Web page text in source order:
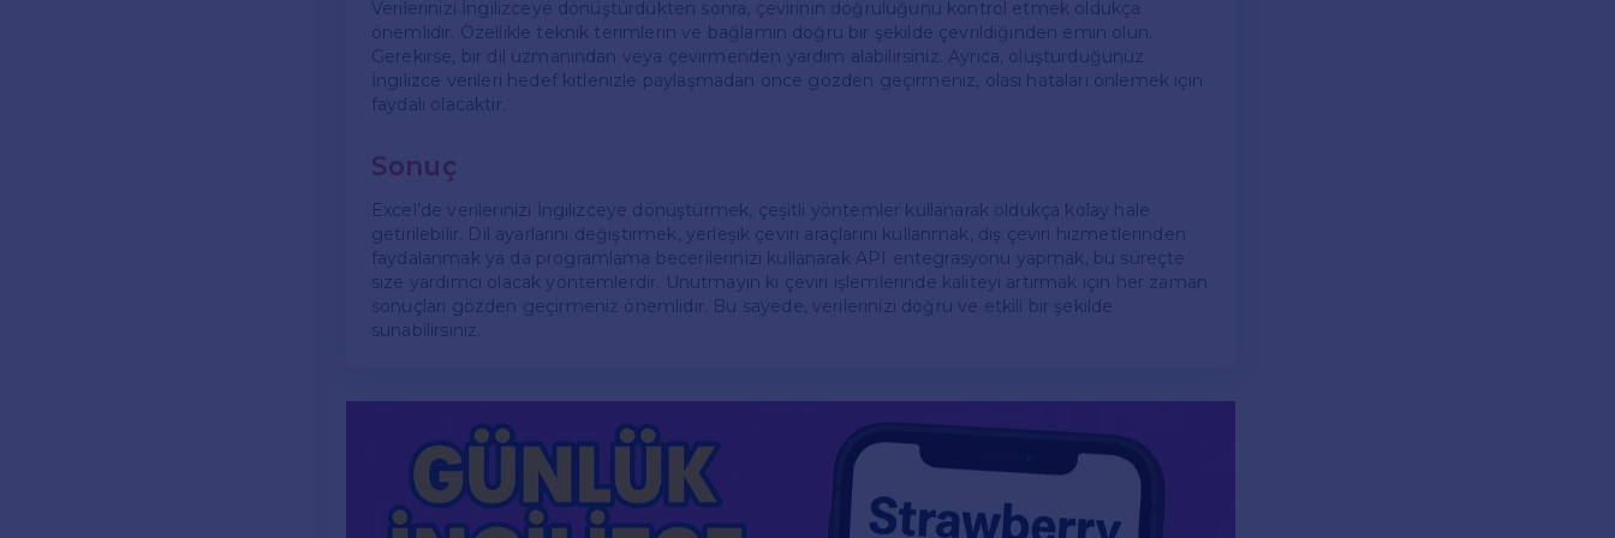
Verilerinizi İngilizceye dönüştürdükten sonra, çevirinin doğruluğunu kontrol etmek oldukça
önemlidir. Özellikle teknik terimlerin ve bağlamın doğru bir şekilde çevrildiğinden emin olun.
Gerekirse, bir dil uzmanından veya çevirmenden yardım alabilirsiniz. Ayrıca, oluşturduğunuz
İngilizce verileri hedef kitlenizle paylaşmadan önce gözden geçirmeniz, olası hataları önlemek için
faydalı olacaktır.
Sonuç
Excel’de verilerinizi İngilizceye dönüştürmek, çeşitli yöntemler kullanarak oldukça kolay hale
getirilebilir. Dil ayarlarını değiştirmek, yerleşik çeviri araçlarını kullanmak, dış çeviri hizmetlerinden
faydalanmak ya da programlama becerilerinizi kullanarak API entegrasyonu yapmak, bu süreçte
size yardımcı olacak yöntemlerdir. Unutmayın ki çeviri işlemlerinde kaliteyi artırmak için her zaman
sonuçları gözden geçirmeniz önemlidir. Bu sayede, verilerinizi doğru ve etkili bir şekilde
sunabilirsiniz.